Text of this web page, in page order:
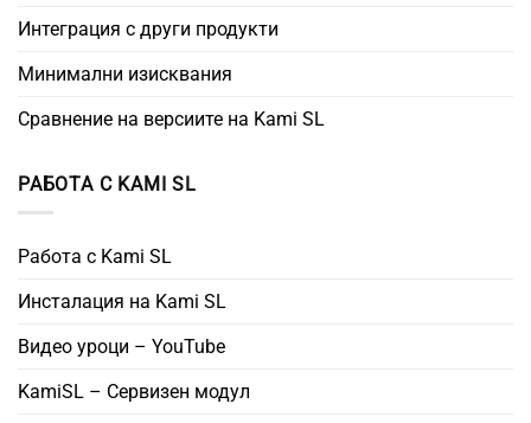
Интеграция с други продукти
Минимални изисквания
Сравнение на версиите на Kami SL
РАБОТА С KAMI SL
Работа с Kami SL
Инсталация на Kami SL
Видео уроци – YouTube
KamiSL – Сервизен модул